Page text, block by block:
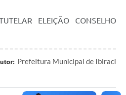
ELEIÇÃO CONSELHO
Prefeitura Municipal de Ibiraci